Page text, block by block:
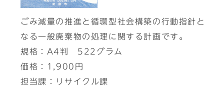
ごみ減量の推進と循環型社会構築の行動指針と
なる一般廃棄物の処理に関する計画です。
規格：A4判 522グラム
価格：1,900円
担当課：リサイクル課